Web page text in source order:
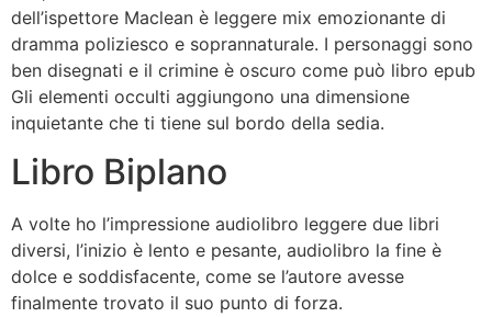
dell’ispettore Maclean è leggere mix emozionante di
dramma poliziesco e soprannaturale. I personaggi sono
ben disegnati e il crimine è oscuro come può libro epub
Gli elementi occulti aggiungono una dimensione
inquietante che ti tiene sul bordo della sedia.
Libro Biplano
A volte ho l’impressione audiolibro leggere due libri
diversi, l’inizio è lento e pesante, audiolibro la fine è
dolce e soddisfacente, come se l’autore avesse
finalmente trovato il suo punto di forza.